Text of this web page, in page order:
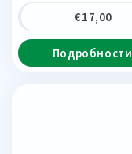
€17,00
Подробности